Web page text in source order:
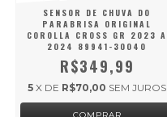
SENSOR DE CHUVA DO
PARABRISA ORIGINAL
COROLLA CROSS GR 2023 A
2024 89941-30040
R$349,99
5 X DE R$70,00 SEM JUROS